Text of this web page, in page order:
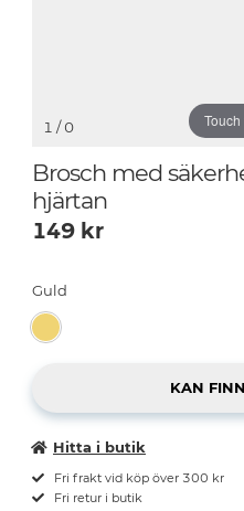
Touch
1 / 0
Brosch med
hjärtan
149 kr
Guld
Hitta i butik
Fri frakt vid köp över 300 kr
Fri retur i butik